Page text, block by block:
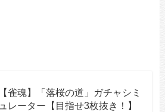
【雀魂】「落桜の道」ガチャシミ
ュレーター【目指せ3枚抜き！】